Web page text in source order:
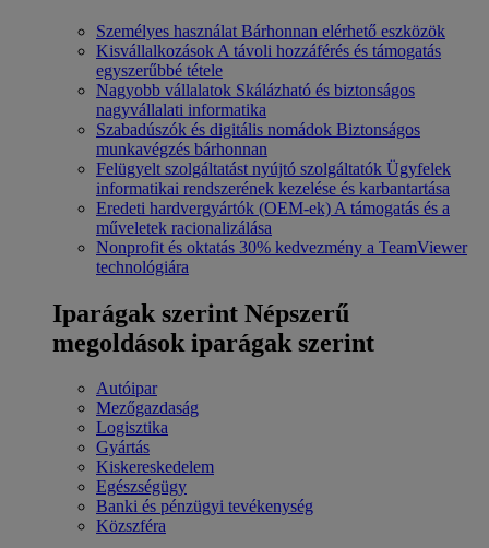
Személyes használat Bárhonnan elérhető eszközök
Kisvállalkozások A távoli hozzáférés és támogatás
egyszerűbbé tétele
Nagyobb vállalatok Skálázható és biztonságos
nagyvállalati informatika
Szabadúszók és digitális nomádok Biztonságos
munkavégzés bárhonnan
Felügyelt szolgáltatást nyújtó szolgáltatók Ügyfelek
informatikai rendszerének kezelése és karbantartása
Eredeti hardvergyártók (OEM-ek) A támogatás és a
műveletek racionalizálása
Nonprofit és oktatás 30% kedvezmény a TeamViewer
technológiára
Iparágak szerint Népszerű
megoldások iparágak szerint
Autóipar
Mezőgazdaság
Logisztika
Gyártás
Kiskereskedelem
Egészségügy
Banki és pénzügyi tevékenység
Közszféra